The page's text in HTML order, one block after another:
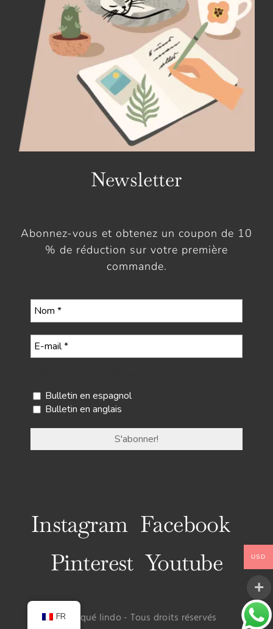
Newsletter
Abonnez-vous et obtenez un coupon de 10
% de réduction sur votre première
commande.
Bulletin en espagnol
Bulletin en anglais
Instagram Facebook
Pinterest Youtube
© Uy qué lindo - Tous droits réservés
FR
USD